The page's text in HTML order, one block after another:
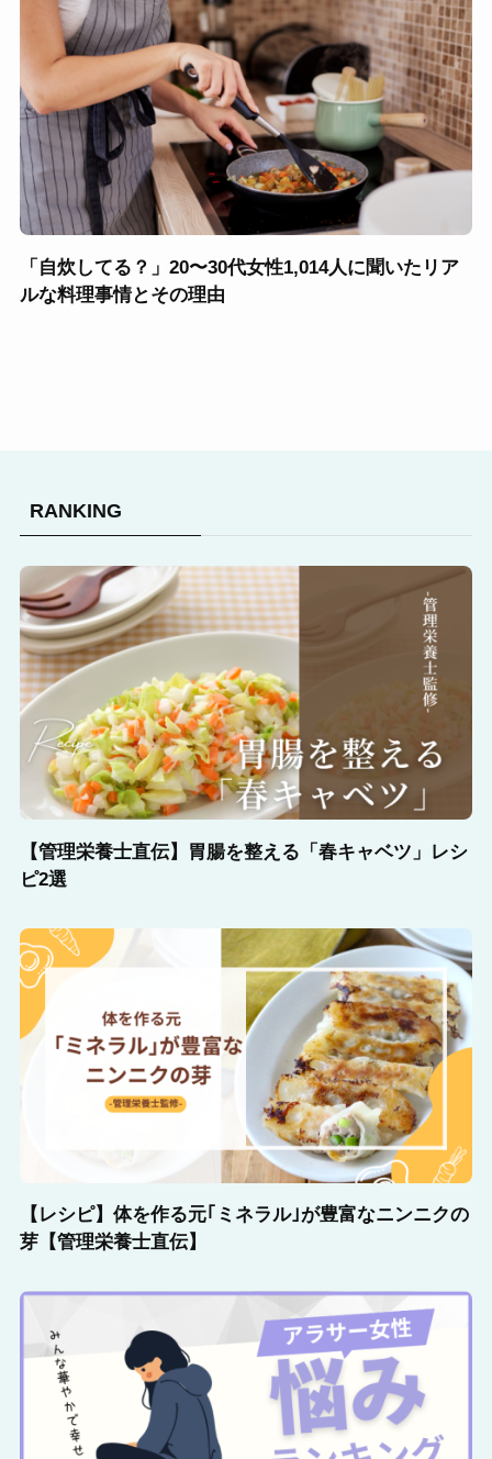
「自炊してる？」20〜30代女性1,014人に聞いたリア
ルな料理事情とその理由
RANKING
【管理栄養士直伝】胃腸を整える「春キャベツ」レシ
ピ2選
【レシピ】体を作る元｢ミネラル｣が豊富なニンニクの
芽【管理栄養士直伝】